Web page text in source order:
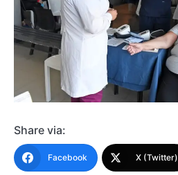
Share via:
Facebook X (Twitter)